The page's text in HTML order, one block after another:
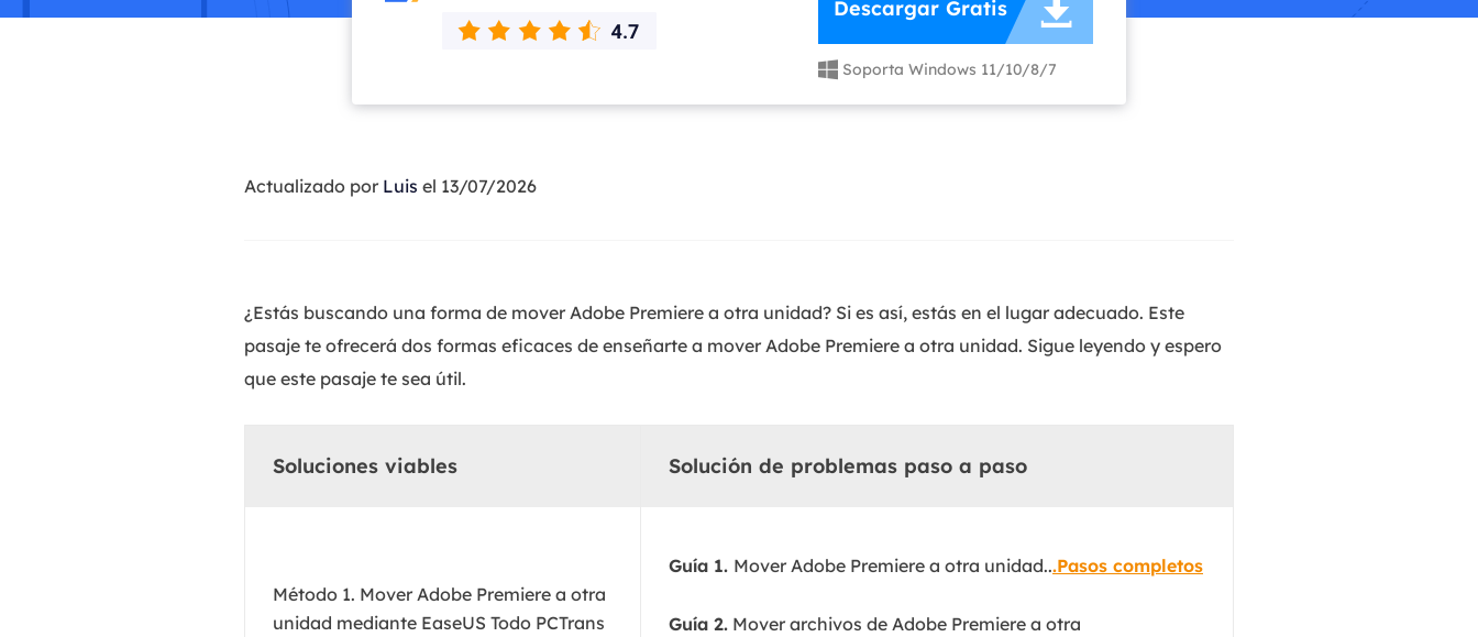
Email Recovery
Deploy Manager
Despliegue inteligente de Windows.
Video Editor
Descargador de vídeo/audio online.
Modulador de voz en tiempo real.
Vocal Remover (Online)
Descargar Gratis 
 Soporta Windows 11/10/8/7
Actualizado por Luis el 13/07/2026
¿Estás buscando una forma de mover Adobe Premiere a otra unidad? Si es así, estás en el lugar adecuado. Este
pasaje te ofrecerá dos formas eficaces de enseñarte a mover Adobe Premiere a otra unidad. Sigue leyendo y espero
que este pasaje te sea útil.
Soluciones viables Solución de problemas paso a paso
Método 1. Mover Adobe Premiere a otra
unidad mediante EaseUS Todo PCTrans
Guía 1. Mover Adobe Premiere a otra unidad...Pasos completos
Guía 2. Mover archivos de Adobe Premiere a otra